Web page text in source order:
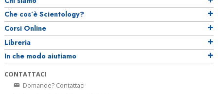
Che cos’è Scientology?
Corsi Online
Libreria
In che modo aiutiamo
CONTATTACI
Domande? Contattaci